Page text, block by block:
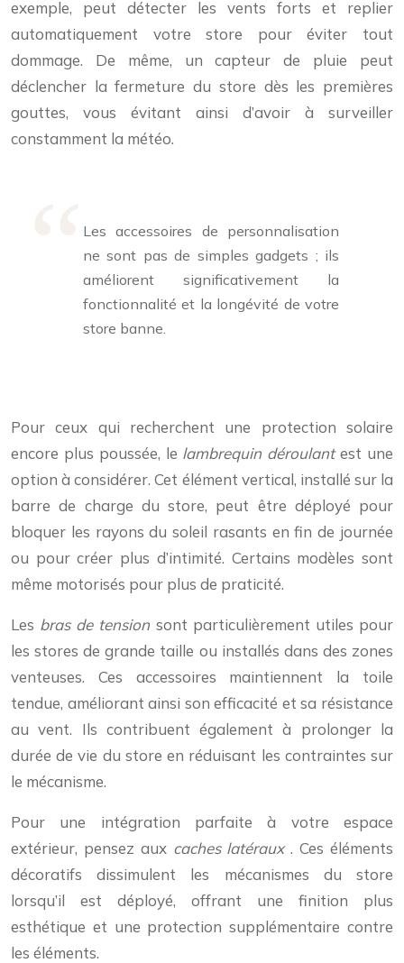
exemple, peut détecter les vents forts et replier
automatiquement votre store pour éviter tout
dommage. De même, un capteur de pluie peut
déclencher la fermeture du store dès les premières
gouttes, vous évitant ainsi d’avoir à surveiller
constamment la météo.
Les accessoires de personnalisation
ne sont pas de simples gadgets ; ils
améliorent significativement la
fonctionnalité et la longévité de votre
store banne.
Pour ceux qui recherchent une protection solaire
encore plus poussée, le lambrequin déroulantest une
option à considérer. Cet élément vertical, installé sur la
barre de charge du store, peut être déployé pour
bloquer les rayons du soleil rasants en fin de journée
ou pour créer plus d’intimité. Certains modèles sont
même motorisés pour plus de praticité.
Les bras de tension sont particulièrement utiles pour
les stores de grande taille ou installés dans des zones
venteuses. Ces accessoires maintiennent la toile
tendue, améliorant ainsi son efficacité et sa résistance
au vent. Ils contribuent également à prolonger la
durée de vie du store en réduisant les contraintes sur
le mécanisme.
Pour une intégration parfaite à votre espace
extérieur, pensez aux caches latéraux. Ces éléments
décoratifs dissimulent les mécanismes du store
lorsqu’il est déployé, offrant une finition plus
esthétique et une protection supplémentaire contre
les éléments.